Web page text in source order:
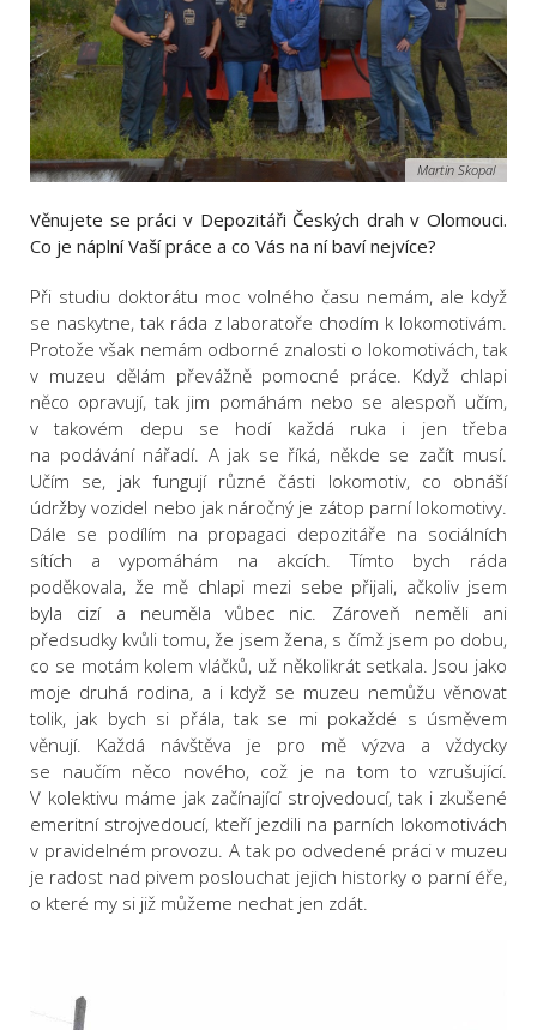
Martin Skopal
Věnujete se práci v Depozitáři Českých drah v Olomouci.
Co je náplní Vaší práce a co Vás na ní baví nejvíce?
Při studiu doktorátu moc volného času nemám, ale když
se naskytne, tak ráda z laboratoře chodím k lokomotivám.
Protože však nemám odborné znalosti o lokomotivách, tak
v muzeu dělám převážně pomocné práce. Když chlapi
něco opravují, tak jim pomáhám nebo se alespoň učím,
v takovém depu se hodí každá ruka i jen třeba
na podávání nářadí. A jak se říká, někde se začít musí.
Učím se, jak fungují různé části lokomotiv, co obnáší
údržby vozidel nebo jak náročný je zátop parní lokomotivy.
Dále se podílím na propagaci depozitáře na sociálních
sítích a vypomáhám na akcích. Tímto bych ráda
poděkovala, že mě chlapi mezi sebe přijali, ačkoliv jsem
byla cizí a neuměla vůbec nic. Zároveň neměli ani
předsudky kvůli tomu, že jsem žena, s čímž jsem po dobu,
co se motám kolem vláčků, už několikrát setkala. Jsou jako
moje druhá rodina, a i když se muzeu nemůžu věnovat
tolik, jak bych si přála, tak se mi pokaždé s úsměvem
věnují. Každá návštěva je pro mě výzva a vždycky
se naučím něco nového, což je na tom to vzrušující.
V kolektivu máme jak začínající strojvedoucí, tak i zkušené
emeritní strojvedoucí, kteří jezdili na parních lokomotivách
v pravidelném provozu. A tak po odvedené práci v muzeu
je radost nad pivem poslouchat jejich historky o parní éře,
o které my si již můžeme nechat jen zdát.